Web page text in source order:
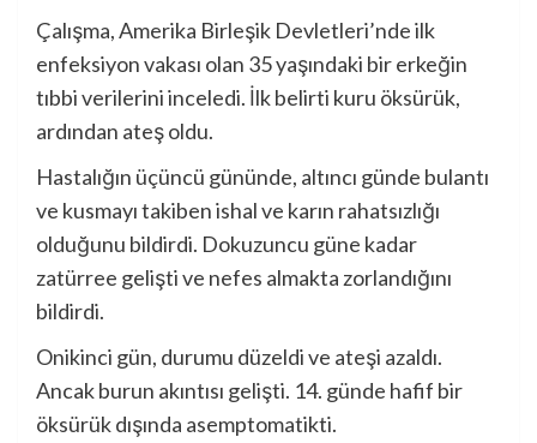
Çalışma, Amerika Birleşik Devletleri’nde ilk
enfeksiyon vakası olan 35 yaşındaki bir erkeğin
tıbbi verilerini inceledi. İlk belirti kuru öksürük,
ardından ateş oldu.
Hastalığın üçüncü gününde, altıncı günde bulantı
ve kusmayı takiben ishal ve karın rahatsızlığı
olduğunu bildirdi. Dokuzuncu güne kadar
zatürree gelişti ve nefes almakta zorlandığını
bildirdi.
Onikinci gün, durumu düzeldi ve ateşi azaldı.
Ancak burun akıntısı gelişti. 14. günde hafif bir
öksürük dışında asemptomatikti.